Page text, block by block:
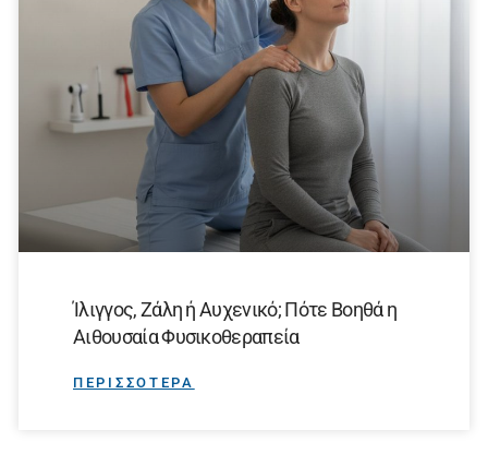
Ίλιγγος, Ζάλη ή Αυχενικό; Πότε Βοηθά η
Αιθουσαία Φυσικοθεραπεία
ΠΕΡΙΣΣΟΤΕΡΑ